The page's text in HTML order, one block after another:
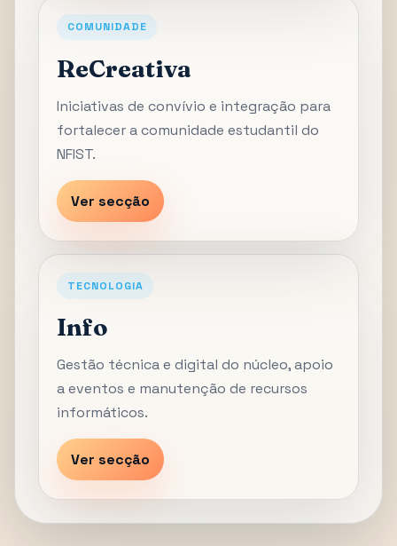
COMUNIDADE
ReCreativa
Iniciativas de convívio e integração para
fortalecer a comunidade estudantil do
NFIST.
Ver secção
TECNOLOGIA
Info
Gestão técnica e digital do núcleo, apoio
a eventos e manutenção de recursos
informáticos.
Ver secção